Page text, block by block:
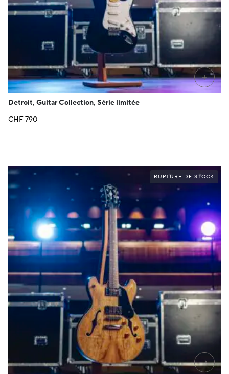
+
Detroit, Guitar Collection, Série limitée
CHF790
→
RUPTURE DE STOCK